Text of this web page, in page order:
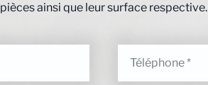
pièces ainsi que leur surface respective.